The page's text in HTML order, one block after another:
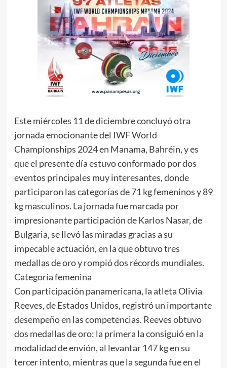
Este miércoles 11 de diciembre concluyó otra
jornada emocionante del IWF World
Championships 2024 en Manama, Bahréin, y es
que el presente día estuvo conformado por dos
eventos principales muy interesantes, donde
participaron las categorías de 71 kg femeninos y 89
kg masculinos. La jornada fue marcada por
impresionante participación de Karlos Nasar, de
Bulgaria, se llevó las miradas gracias a su
impecable actuación, en la que obtuvo tres
medallas de oro y rompió dos récords mundiales.
Categoría femenina
Con participación panamericana, la atleta Olivia
Reeves, de Estados Unidos, registró un importante
desempeño en las competencias. Reeves obtuvo
dos medallas de oro: la primera la consiguió en la
modalidad de envión, al levantar 147 kg en su
tercer intento, mientras que la segunda fue en el